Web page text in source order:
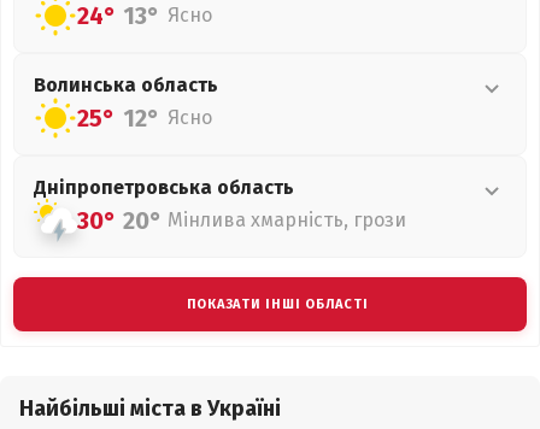
24° 13° Ясно
Волинська область
25° 12° Ясно
Дніпропетровська область
30° 20° Мінлива хмарність, грози
ПОКАЗАТИ ІНШІ ОБЛАСТІ
Найбільші міста в Україні